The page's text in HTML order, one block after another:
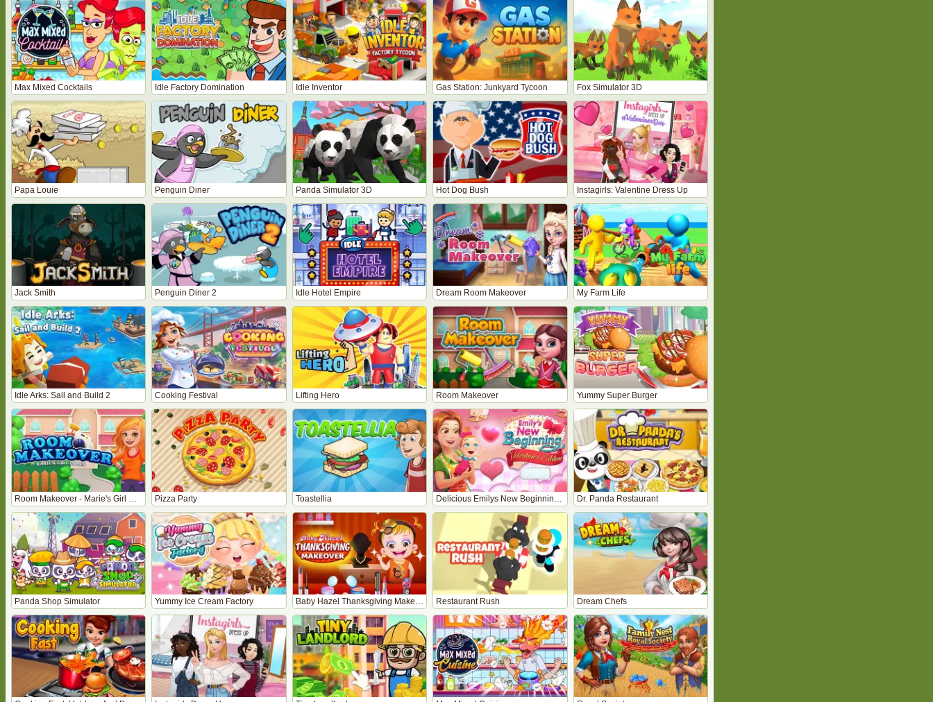
Max Mixed Cocktails Idle Factory Domination Idle Inventor Gas Station: Junkyard Tycoon Fox Simulator 3D
Papa Louie Penguin Diner Panda Simulator 3D Hot Dog Bush Instagirls: Valentine Dress Up
Jack Smith Penguin Diner 2 Idle Hotel Empire Dream Room Makeover My Farm Life
Idle Arks: Sail and Build 2 Cooking Festival Lifting Hero Room Makeover Yummy Super Burger
Pizza Party Toastellia Dr. Panda Restaurant
Panda Shop Simulator Yummy Ice Cream Factory Baby Hazel Thanksgiving Makeover Restaurant Rush Dream Chefs